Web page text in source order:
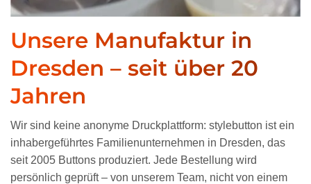
Unsere Manufaktur in
Dresden – seit über 20
Jahren
Wir sind keine anonyme Druckplattform: stylebutton ist ein
inhabergeführtes Familienunternehmen in Dresden, das
seit 2005 Buttons produziert. Jede Bestellung wird
persönlich geprüft – von unserem Team, nicht von einem